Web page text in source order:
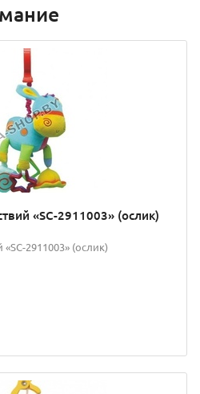
«SC-2911003» (ослик)
2911003» (ослик)